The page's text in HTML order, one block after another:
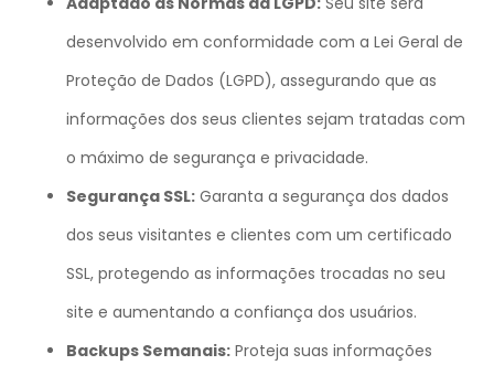
desenvolvido em conformidade com a Lei Geral de
Proteção de Dados (LGPD), assegurando que as
informações dos seus clientes sejam tratadas com
o máximo de segurança e privacidade.
Segurança SSL: Garanta a segurança dos dados
dos seus visitantes e clientes com um certificado
SSL, protegendo as informações trocadas no seu
site e aumentando a confiança dos usuários.
Backups Semanais: Proteja suas informações